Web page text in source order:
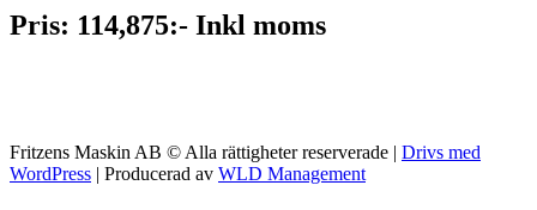
Pris: 114,875:- Inkl moms
Fritzens Maskin AB © Alla rättigheter reserverade | Drivs med
WordPress | Producerad av WLD Management